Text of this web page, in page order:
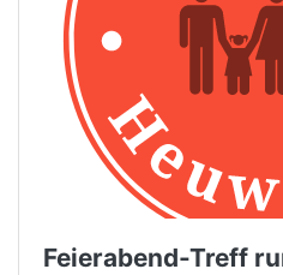
Feierabend-Treff